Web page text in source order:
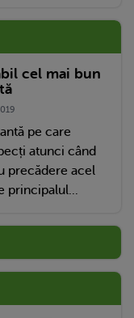
cel mai bun
pe care
atunci când
precădere acel
principalul...